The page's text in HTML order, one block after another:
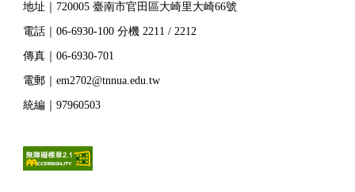
地址｜720005 臺南市官田區大崎里大崎66號
電話｜06-6930-100 分機 2211 / 2212
傳真｜06-6930-701
電郵｜em2702@tnnua.edu.tw
統編｜97960503